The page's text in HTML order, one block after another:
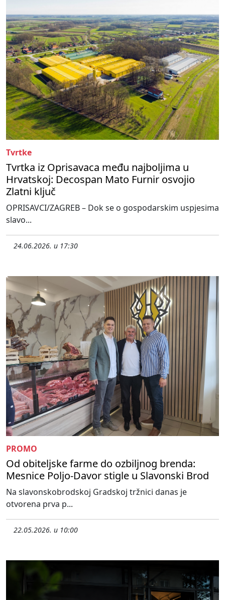
Tvrtke
Tvrtka iz Oprisavaca među najboljima u
Hrvatskoj: Decospan Mato Furnir osvojio
Zlatni ključ
OPRISAVCI/ZAGREB – Dok se o gospodarskim uspjesima
slavo...
24.06.2026. u 17:30
PROMO
Od obiteljske farme do ozbiljnog brenda:
Mesnice Poljo-Davor stigle u Slavonski Brod
Na slavonskobrodskoj Gradskoj tržnici danas je
otvorena prva p...
22.05.2026. u 10:00